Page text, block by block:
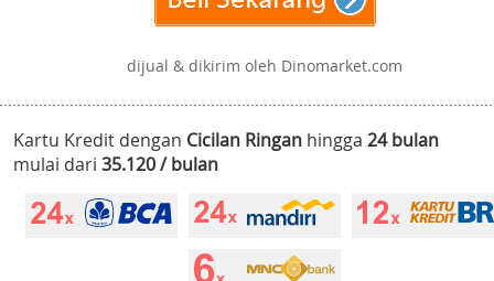
dijual & dikirim oleh Dinomarket.com
Kartu Kredit dengan Cicilan Ringan hingga 24 bulan
mulai dari 35.120 / bulan